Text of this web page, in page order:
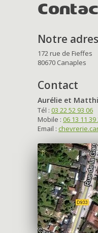
Notre
172 rue de Fieffes
80670 Canaples
Contact
Aurélie et
Tél : 03 22 52 93 06
Mobile : 06 13 11 39
Email :